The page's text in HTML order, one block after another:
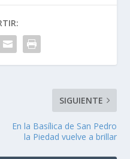
SIGUIENTE
En la Basílica de San Pedro
la Piedad vuelve a brillar